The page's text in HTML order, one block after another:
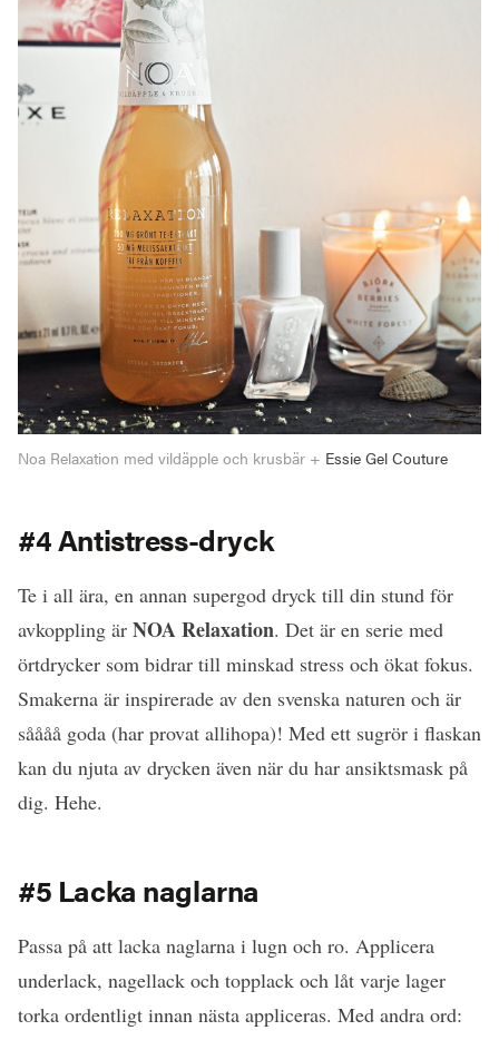
Noa Relaxation med vildäpple och krusbär + Essie Gel Couture
#4 Antistress-dryck
Te i all ära, en annan supergod dryck till din stund för
avkoppling är NOA Relaxation. Det är en serie med
örtdrycker som bidrar till minskad stress och ökat fokus.
Smakerna är inspirerade av den svenska naturen och är
såååå goda (har provat allihopa)! Med ett sugrör i flaskan
kan du njuta av drycken även när du har ansiktsmask på
dig. Hehe.
#5 Lacka naglarna
Passa på att lacka naglarna i lugn och ro. Applicera
underlack, nagellack och topplack och låt varje lager
torka ordentligt innan nästa appliceras. Med andra ord: